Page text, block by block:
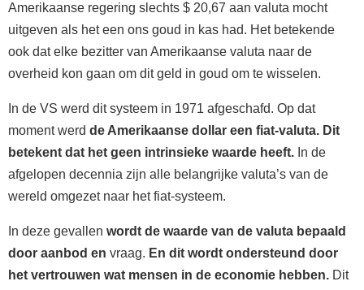
Amerikaanse regering slechts $ 20,67 aan valuta mocht
uitgeven als het een ons goud in kas had. Het betekende
ook dat elke bezitter van Amerikaanse valuta naar de
overheid kon gaan om dit geld in goud om te wisselen.
In de VS werd dit systeem in 1971 afgeschafd. Op dat
moment werd de Amerikaanse dollar een fiat-valuta. Dit
betekent dat het geen intrinsieke waarde heeft. In de
afgelopen decennia zijn alle belangrijke valuta’s van de
wereld omgezet naar het fiat-systeem.
In deze gevallen wordt de waarde van de valuta bepaald
door aanbod en vraag. En dit wordt ondersteund door
het vertrouwen wat mensen in de economie hebben. Dit